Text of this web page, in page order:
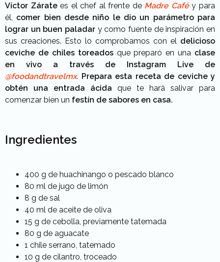
Víctor Záratees el chef al frente de Madre Caféy para
él, comer bien desde niño le dio un parámetro para
lograr un buen paladar y como fuente de inspiración en
sus creaciones. Esto lo comprobamos con el delicioso
ceviche de chiles toreadosque preparó en una clase
en vivo a través de Instagram Live de
@foodandtravelmx. Prepara esta receta de ceviche y
obtén una entrada ácida que te hará salivar para
comenzar bien un festín de sabores en casa.
Ingredientes
400 g de huachinango o pescado blanco
80 ml de jugo de limón
8 g de sal
40 ml de aceite de oliva
15 g de cebolla, previamente tatemada
80 g de aguacate
1 chile serrano, tatemado
10 g de cilantro, troceado